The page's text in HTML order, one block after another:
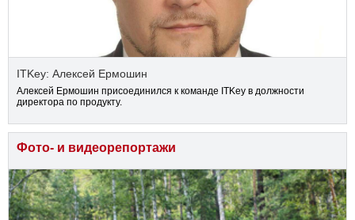
ITKey: Алексей Ермошин
Алексей Ермошин присоединился к команде ITKey в должности
директора по продукту.
Фото- и видеорепортажи